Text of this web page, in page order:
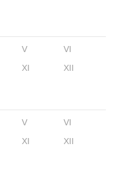
V
VI
XI XII
V
VI
XI XII